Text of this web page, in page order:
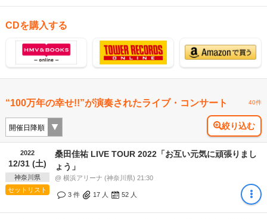
CDを購入する
“100万年の幸せ!!”が演奏されたライブ・コンサート 40件
絞り込む
2022
12/31 (土)
神奈川県
セットリスト
桑田佳祐 LIVE TOUR 2022「お互い元気に頑張りまし
ょう」
@ 横浜アリーナ (神奈川県) 21:30
3 件 17 人 52 人